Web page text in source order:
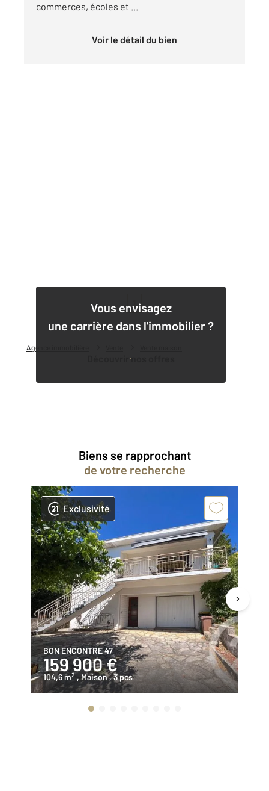
Agence immobilière
commerces, écoles et ...
Voir le détail du bien
Vous envisagez
une carrière dans l'immobilier ?
Découvrir nos offres
Biens se rapprochant
de votre recherche
Exclusivité
BON ENCONTRE 47
159 900 €
104,6 m2 , Maison, 3 pcs